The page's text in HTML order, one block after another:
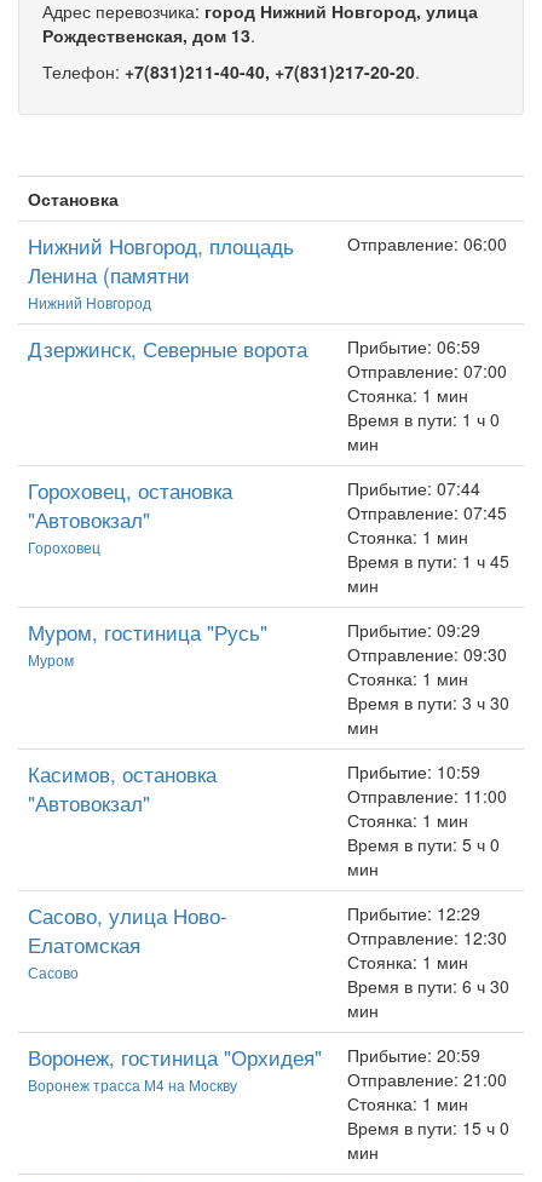
Адрес перевозчика: город Нижний Новгород, улица
Рождественская, дом 13.
Телефон: +7(831)211-40-40, +7(831)217-20-20.
Остановка
Нижний Новгород, площадь
Ленина (памятни
Нижний Новгород
Отправление: 06:00
Дзержинск, Северные ворота
Прибытие: 06:59
Отправление: 07:00
Стоянка: 1 мин
Время в пути: 1 ч 0
мин
Гороховец, остановка
"Автовокзал"
Гороховец
Прибытие: 07:44
Отправление: 07:45
Стоянка: 1 мин
Время в пути: 1 ч 45
мин
Муром, гостиница "Русь"
Муром
Прибытие: 09:29
Отправление: 09:30
Стоянка: 1 мин
Время в пути: 3 ч 30
мин
Касимов, остановка
"Автовокзал"
Прибытие: 10:59
Отправление: 11:00
Стоянка: 1 мин
Время в пути: 5 ч 0
мин
Сасово, улица Ново-
Елатомская
Сасово
Прибытие: 12:29
Отправление: 12:30
Стоянка: 1 мин
Время в пути: 6 ч 30
мин
Воронеж, гостиница "Орхидея"
Воронеж трасса М4 на Москву
Прибытие: 20:59
Отправление: 21:00
Стоянка: 1 мин
Время в пути: 15 ч 0
мин